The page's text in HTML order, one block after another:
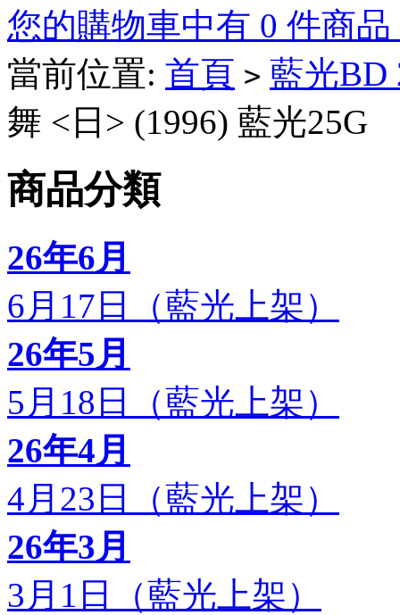
您的購物車中有 0 件商
當前位置: 首頁 > 藍光
舞 <日> (1996) 藍光25G
商品分類
26年6月
6月17日（藍光上架）
26年5月
5月18日（藍光上架）
26年4月
4月23日（藍光上架）
26年3月
3月1日（藍光上架）